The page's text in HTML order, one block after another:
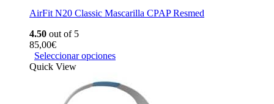
AirFit N20 Classic Mascarilla CPAP Resmed
4.50 out of 5
85,00€
Seleccionar opciones
Quick View